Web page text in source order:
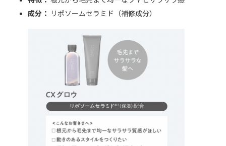
成分：
リポソームセラミド（補修成分）